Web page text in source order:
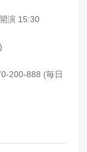
演 15:30
200-888 (毎日